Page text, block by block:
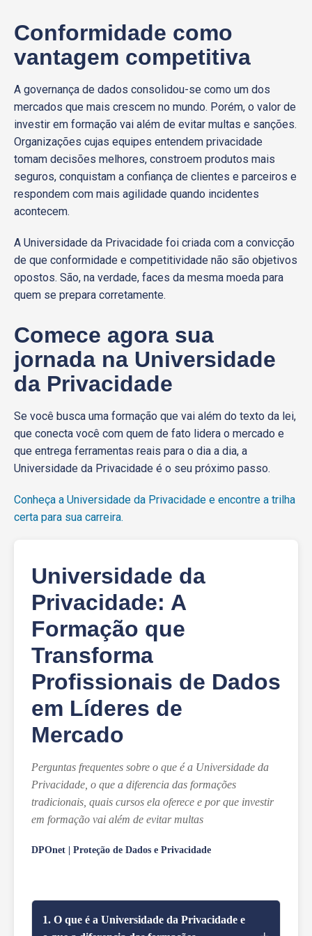
Conformidade como
vantagem competitiva
A governança de dados consolidou-se como um dos
mercados que mais crescem no mundo. Porém, o valor de
investir em formação vai além de evitar multas e sanções.
Organizações cujas equipes entendem privacidade
tomam decisões melhores, constroem produtos mais
seguros, conquistam a confiança de clientes e parceiros e
respondem com mais agilidade quando incidentes
acontecem.
A Universidade da Privacidade foi criada com a convicção
de que conformidade e competitividade não são objetivos
opostos. São, na verdade, faces da mesma moeda para
quem se prepara corretamente.
Comece agora sua
jornada na Universidade
da Privacidade
Se você busca uma formação que vai além do texto da lei,
que conecta você com quem de fato lidera o mercado e
que entrega ferramentas reais para o dia a dia, a
Universidade da Privacidade é o seu próximo passo.
Conheça a Universidade da Privacidade e encontre a trilha
certa para sua carreira.
Universidade da
Privacidade: A
Formação que
Transforma
Profissionais de Dados
em Líderes de
Mercado
Perguntas frequentes sobre o que é a Universidade da
Privacidade, o que a diferencia das formações
tradicionais, quais cursos ela oferece e por que investir
em formação vai além de evitar multas
DPOnet | Proteção de Dados e Privacidade
1. O que é a Universidade da Privacidade e